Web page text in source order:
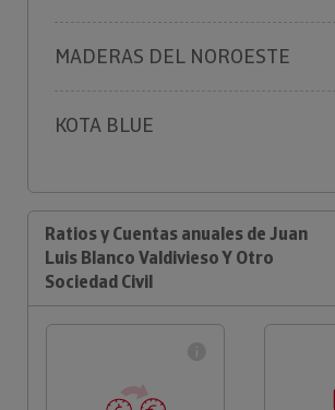
MADERAS DEL NOROESTE
KOTA BLUE
Ratios y Cuentas anuales de Juan
Luis Blanco Valdivieso Y Otro
Sociedad Civil